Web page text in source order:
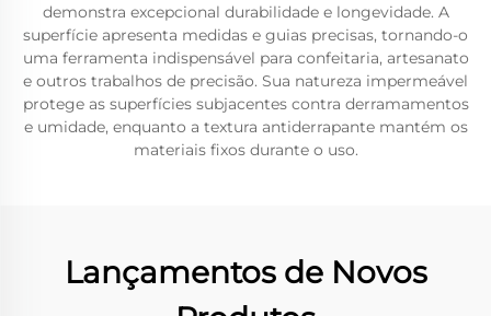
demonstra excepcional durabilidade e longevidade. A
superfície apresenta medidas e guias precisas, tornando-o
uma ferramenta indispensável para confeitaria, artesanato
e outros trabalhos de precisão. Sua natureza impermeável
protege as superfícies subjacentes contra derramamentos
e umidade, enquanto a textura antiderrapante mantém os
materiais fixos durante o uso.
Lançamentos de Novos